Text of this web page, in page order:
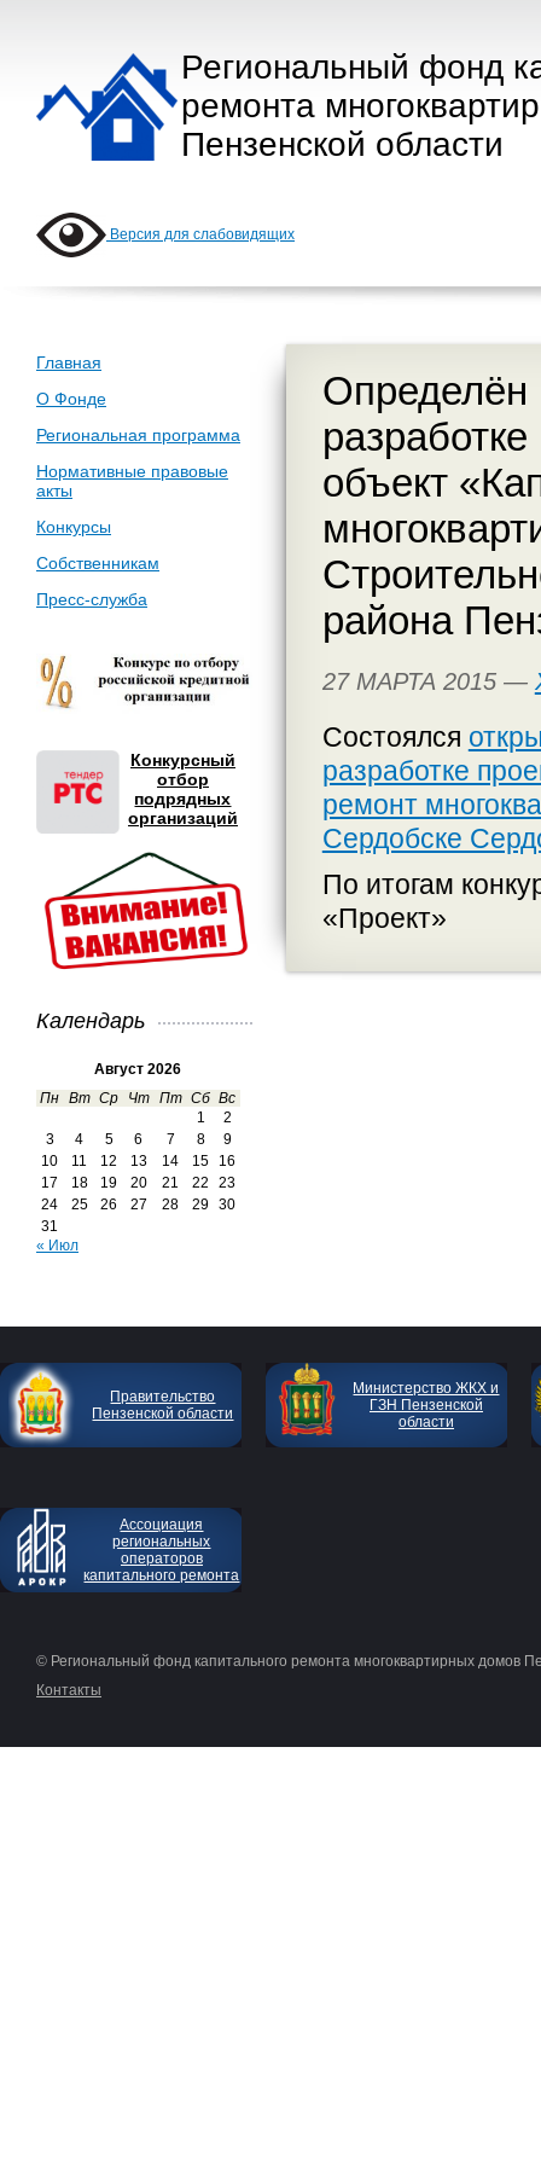
Региональный фонд
ремонта
Пензенской области
Версия для слабовидящих
Главная
О Фонде
Региональная программа
Нормативные правовые
акты
Конкурсы
Собственникам
Пресс-служба
Конкурсный
отбор
подрядных
организаций
Календарь
Август 2026
Пн Вт Ср Чт Пт Сб Вс
1
2
3
4 5 6 7 8
9
10
11 12 13 14 15
16
17
18 19 20 21 22
23
24
25 26 27 28 29
30
31
« Июл
Определён
объект
района
27 МАРТА 2015 —
Состоялся
разработке
ремонт
Сердобске
По итогам
«Проект»
Правительство
Пензенской области
Министерство ЖКХ и
ГЗН Пензенской
области
Ассоциация
региональных
операторов
капитального ремонта
© Региональный фонд капитального ремонта многоквартирных домов
Контакты